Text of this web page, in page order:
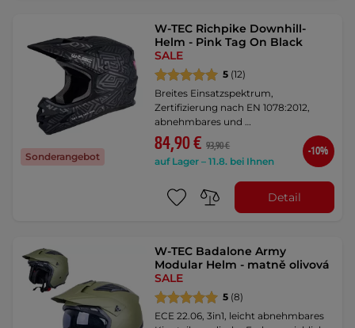
Sonderangebot
W-TEC Richpike Downhill-
Helm - Pink Tag On Black
SALE
5 (12)
Breites Einsatzspektrum,
Zertifizierung nach EN 1078:2012,
abnehmbares und …
84,90 € 93,90 €
auf Lager – 11.8. bei Ihnen
-10%
Detail
W-TEC Badalone Army
Modular Helm - matně olivová
SALE
5 (8)
ECE 22.06, 3in1, leicht abnehmbares